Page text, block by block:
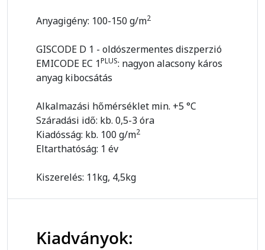
Anyagigény: 100-150 g/m2
GISCODE D 1 - oldószermentes diszperzió
EMICODE EC 1PLUS: nagyon alacsony káros
anyag kibocsátás
Alkalmazási hőmérséklet min. +5 °C
Száradási idő: kb. 0,5-3 óra
Kiadósság: kb. 100 g/m2
Eltarthatóság: 1 év
Kiszerelés: 11kg, 4,5kg
Kiadványok: